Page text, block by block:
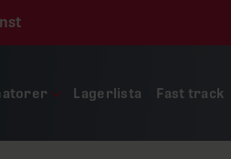
Lagerlista Fast track